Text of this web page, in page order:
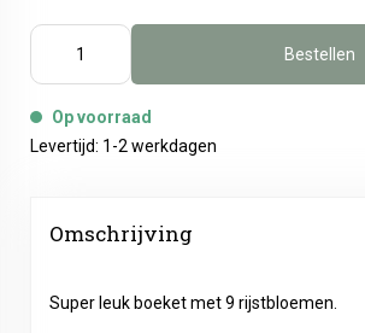
Bestellen
Op voorraad
Levertijd: 1-2 werkdagen
Omschrijving
Super leuk boeket met 9 rijstbloemen.